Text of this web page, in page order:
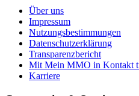
Über uns
Impressum
Nutzungsbestimmungen
Datenschutzerklärung
Transparenzbericht
Mit Mein MMO in Kontakt
Karriere